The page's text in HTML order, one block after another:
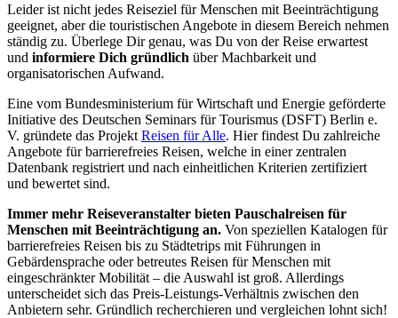
Leider ist nicht jedes Reiseziel für Menschen mit Beeinträchtigung
geeignet, aber die touristischen Angebote in diesem Bereich nehmen
ständig zu. Überlege Dir genau, was Du von der Reise erwartest
und informiere Dich gründlich über Machbarkeit und
organisatorischen Aufwand.
Eine vom Bundesministerium für Wirtschaft und Energie geförderte
Initiative des Deutschen Seminars für Tourismus (DSFT) Berlin e.
V. gründete das Projekt Reisen für Alle. Hier findest Du zahlreiche
Angebote für barrierefreies Reisen, welche in einer zentralen
Datenbank registriert und nach einheitlichen Kriterien zertifiziert
und bewertet sind.
Immer mehr Reiseveranstalter bieten Pauschalreisen für
Menschen mit Beeinträchtigung an. Von speziellen Katalogen für
barrierefreies Reisen bis zu Städtetrips mit Führungen in
Gebärdensprache oder betreutes Reisen für Menschen mit
eingeschränkter Mobilität – die Auswahl ist groß. Allerdings
unterscheidet sich das Preis-Leistungs-Verhältnis zwischen den
Anbietern sehr. Gründlich recherchieren und vergleichen lohnt sich!